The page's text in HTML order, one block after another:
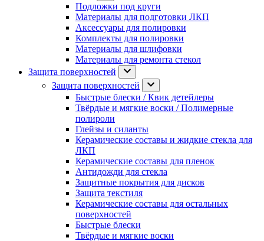
Подложки под круги
Материалы для подготовки ЛКП
Аксессуары для полировки
Комплекты для полировки
Материалы для шлифовки
Материалы для ремонта стекол
Защита поверхностей
Защита поверхностей
Быстрые блески / Квик детейлеры
Твёрдые и мягкие воски / Полимерные
полироли
Глейзы и силанты
Керамические составы и жидкие стекла для
ЛКП
Керамические составы для пленок
Антидожди для стекла
Защитные покрытия для дисков
Защита текстиля
Керамические составы для остальных
поверхностей
Быстрые блески
Твёрдые и мягкие воски